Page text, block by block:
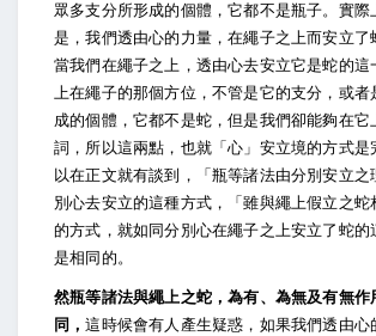
眾多支分所形成的個體，它都不是瓶子。實際
是，我們透由心的力量，在繩子之上而安立了
當我們在繩子之上，透由心去安立它是蛇的這
上在繩子的那個方位，不管是它的支分，或者
成的個體，它都不是蛇，但是我們卻能夠在它
詞，所以這兩點，也就「心」安立境的方式是
以在正文就有談到，「瓶等諸法由分別安立之
別心去安立的這種方式，「雖與繩上假立之蛇
的方式，就如同分別心在繩子之上安立了蛇的
是相同的。
然瓶等諸法與繩上之蛇，為有、為無及有無作
同，這時候會有人產生疑惑，如果我們透由心